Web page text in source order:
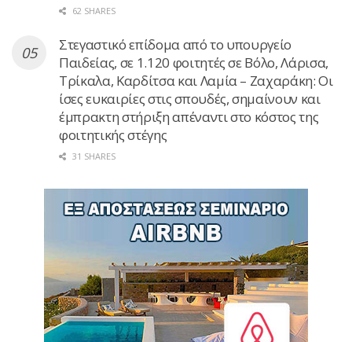
62 SHARES
Στεγαστικό επίδομα από το υπουργείο
Παιδείας, σε 1.120 φοιτητές σε Βόλο, Λάρισα,
Τρίκαλα, Καρδίτσα και Λαμία – Ζαχαράκη: Οι
ίσες ευκαιρίες στις σπουδές, σημαίνουν και
έμπρακτη στήριξη απέναντι στο κόστος της
φοιτητικής στέγης
31 SHARES